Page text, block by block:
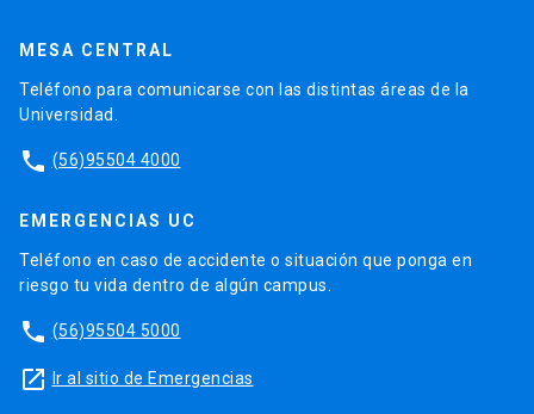
MESA CENTRAL
Teléfono para comunicarse con las distintas áreas de la
Universidad.
phone (56)95504 4000
EMERGENCIAS UC
Teléfono en caso de accidente o situación que ponga en
riesgo tu vida dentro de algún campus.
phone (56)95504 5000
launch Ir al sitio de Emergencias